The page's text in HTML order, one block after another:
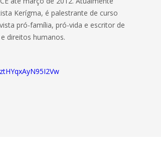
Kerígma, é palestrante de curso
pró-família, pró-vida e escritor de
direitos humanos.